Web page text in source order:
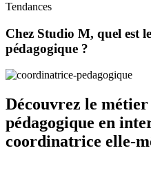
Tendances
Chez Studio M, quel est
pédagogique ?
Découvrez le
pédagogique en
coordinatrice elle-